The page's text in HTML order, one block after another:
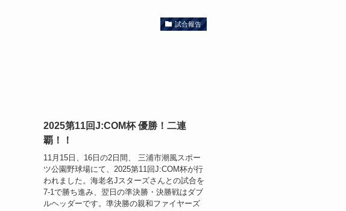
試合報告
2025第11回J:COM杯 優勝！二連
覇！！
11月15日、16日の2日間、 三浦市潮風スポー
ツ公園野球場にて、2025第11回J:COM杯が行
われました。海老名Jスターズさんとの試合を
7-1で勝ち進み、翌日の準決勝・決勝戦はダブ
ルヘッダーです。準決勝の親和ファイヤーズ